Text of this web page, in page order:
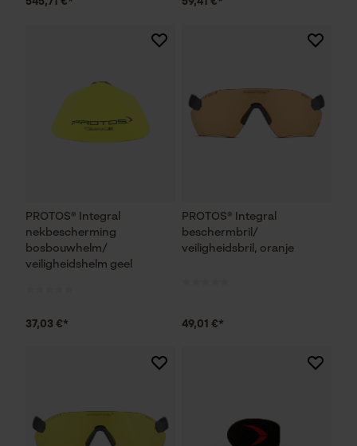
PROTOS® Integral
nekbescherming
bosbouwhelm/
veiligheidshelm geel
37,03 €*
PROTOS® Integral
beschermbril/
veiligheidsbril, oranje
49,01 €*